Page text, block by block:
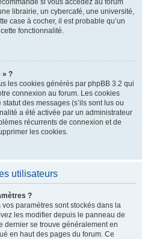
si vous accédez au forum
librairie, un cybercafé, une université,
case à cocher, il est probable qu’un
fonctionnalité.
» ?
les cookies générés par phpBB 3.2 qui
connexion au forum. Les cookies
des messages (s’ils sont lus ou
a été activée par un administrateur
récurrents de connexion et de
les cookies.
utilisateurs
?
paramètres sont stockés dans la
les modifier depuis le panneau de
dernier se trouve généralement en
en haut des pages du forum. Ce